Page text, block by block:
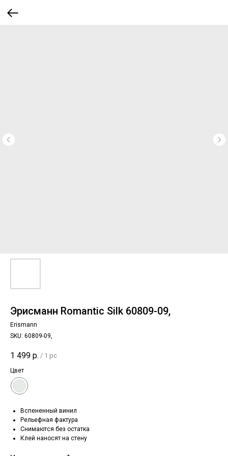
Эрисманн Romantic Silk 60809-09,
Erismann
SKU: 60809-09,
1 499 р. / 1 pc
Цвет
Вспененный винил
Рельефная фактура
Снимаются без остатка
Клей наносят на стену